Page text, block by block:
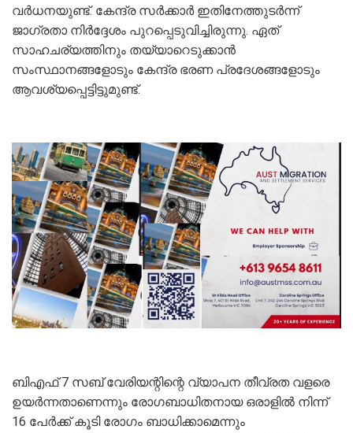
വര്‍ധനയുണ്ട്. കേന്ദ്ര സര്‍ക്കാര്‍ ഇതിനേത്തുടര്‍ന്ന്
ജാഗ്രതാ നിര്‍ദ്ദേശം പുറപ്പെടുവിച്ചിരുന്നു. ഏത്
സാഹചര്യത്തിനും തയ്യാറെടുക്കാന്‍
സംസ്ഥാനങ്ങളോടും കേന്ദ്ര ഭരണ പ്രദേശങ്ങളോടും
ആവശ്യപ്പെട്ടിട്ടുമുണ്ട്.
ബിഎഫ് 7 സബ് വേരിയന്റിന്റെ വ്യാപന തീവ്രത വളരെ
ഉയര്‍ന്നതാണെന്നും രോഗബാധിതനായ ഒരാളില്‍ നിന്ന്
16 പേര്‍ക്ക് കൂടി രോഗം ബാധിക്കാമെന്നും